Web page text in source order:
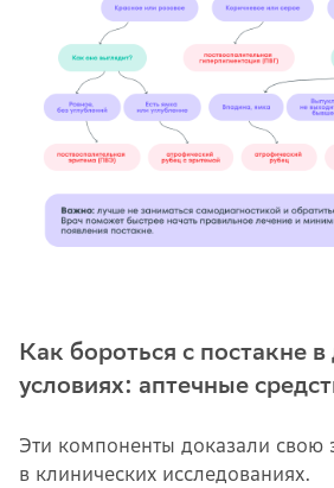
Как бороться с постакне
условиях: аптечные
Эти компоненты доказали свою
в клинических исследованиях.